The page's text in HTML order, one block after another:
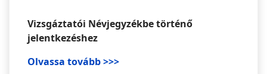
Vizsgáztatói Névjegyzékbe történő
jelentkezéshez
Olvassa tovább >>>